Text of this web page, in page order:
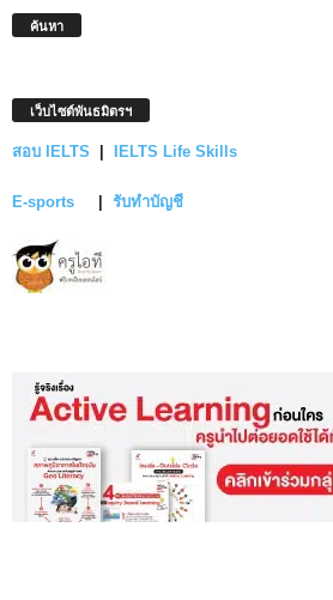
ค้นหา
เว็บไซต์พันธมิตรฯ
สอบ IELTS | IELTS Life Skills
E-sports | รับทำบัญชี